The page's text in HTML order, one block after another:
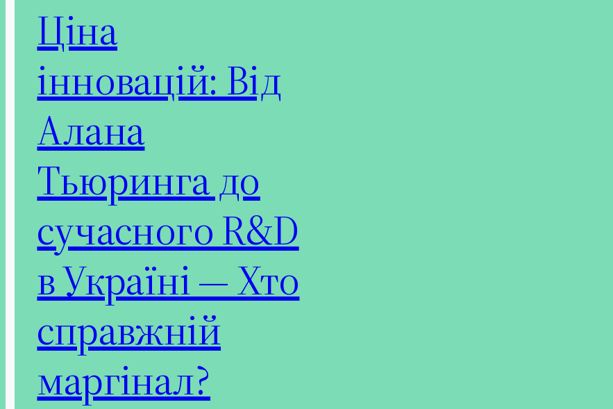
Ціна
інновацій: Від
Алана
Тьюринга до
сучасного R&D
в Україні — Хто
справжній
маргінал?